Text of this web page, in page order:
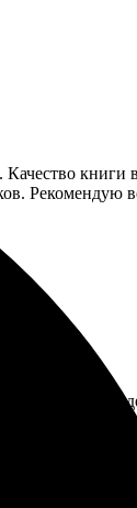
Качество
Рекомендую
согласования